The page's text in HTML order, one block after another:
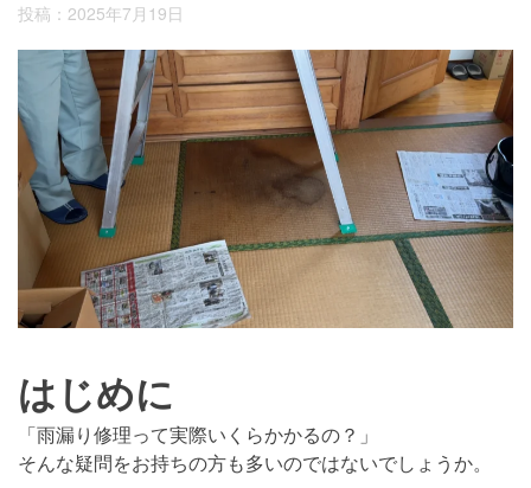
投稿：2025年7月19日
はじめに
「雨漏り修理って実際いくらかかるの？」
そんな疑問をお持ちの方も多いのではないでしょうか。